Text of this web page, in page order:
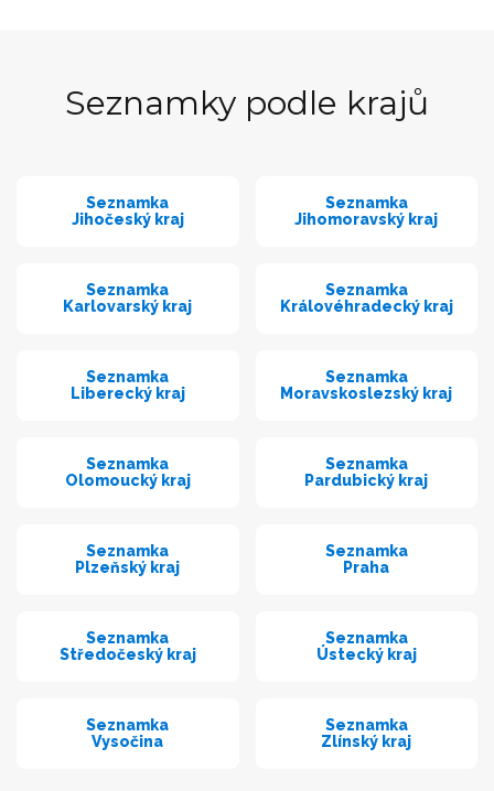
Seznamky podle krajů
Seznamka
Jihočeský kraj
Seznamka
Jihomoravský kraj
Seznamka
Karlovarský kraj
Seznamka
Královéhradecký kraj
Seznamka
Liberecký kraj
Seznamka
Moravskoslezský kraj
Seznamka
Olomoucký kraj
Seznamka
Pardubický kraj
Seznamka
Plzeňský kraj
Seznamka
Praha
Seznamka
Středočeský kraj
Seznamka
Ústecký kraj
Seznamka
Vysočina
Seznamka
Zlínský kraj